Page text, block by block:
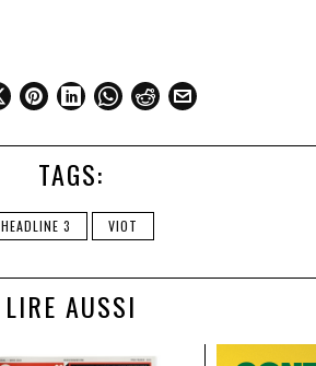
TAGS:
HEADLINE 3 VIOT
LIRE AUSSI